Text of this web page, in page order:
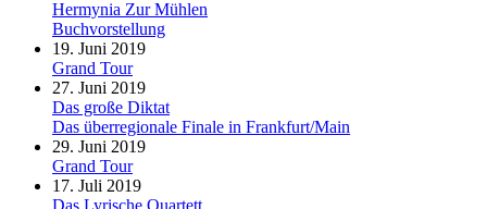
Hermynia Zur Mühlen
Buchvorstellung
19. Juni 2019
Grand Tour
27. Juni 2019
Das große Diktat
Das überregionale Finale in Frankfurt/Main
29. Juni 2019
Grand Tour
17. Juli 2019
Das Lyrische Quartett